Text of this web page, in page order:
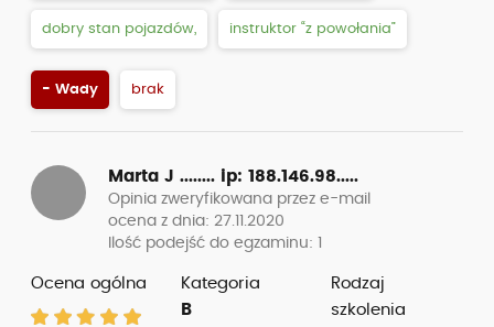
dobry stan pojazdów, instruktor “z powołania”
- Wady brak
Marta J ........ ip: 188.146.98.....
Opinia zweryfikowana przez e-mail
ocena z dnia: 27.11.2020
Ilość podejść do egzaminu: 1
Ocena ogólna
Kategoria
B
Rodzaj
szkolenia